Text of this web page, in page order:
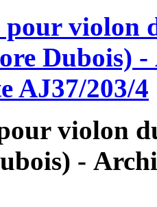
violon
-